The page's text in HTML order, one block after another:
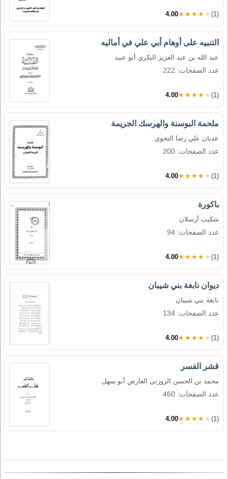
4.00★★★★★ (1)
التنبيه على أوهام أبي علي في أماليه
عبد الله بن عبد العزيز البكري أبو عبيد
عدد الصفحات: 222
4.00★★★★★ (1)
ملحمة البوسنة والهرسك الجريمة
عدنان علي رضا النحوي
عدد الصفحات: 200
4.00★★★★★ (1)
باكورة
شكيب أرسلان
عدد الصفحات: 94
4.00★★★★★ (1)
ديوان نابغة بني شيبان
نابغة بني شيبان
عدد الصفحات: 134
4.00★★★★★ (1)
قشر الفسر
محمد بن الحسن الزوزني العارض أبو سهل
عدد الصفحات: 460
4.00★★★★★ (1)